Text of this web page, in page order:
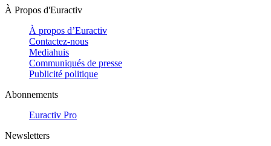
À Propos d'Euractiv
À propos d’Euractiv
Contactez-nous
Mediahuis
Communiqués de presse
Publicité politique
Abonnements
Euractiv Pro
Newsletters